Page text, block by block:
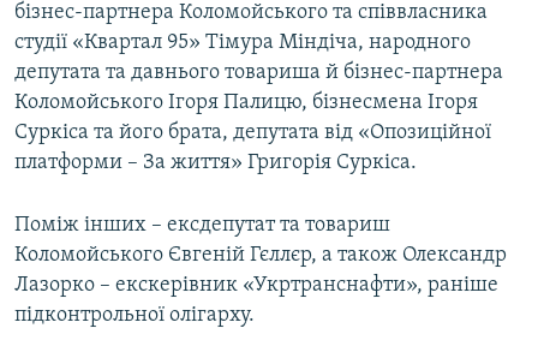
бізнес-партнера Коломойського та співвласника
студії «Квартал 95» Тімура Міндіча, народного
депутата та давнього товариша й бізнес-партнера
Коломойського Ігоря Палицю, бізнесмена Ігоря
Суркіса та його брата, депутата від «Опозиційної
платформи – За життя» Григорія Суркіса.
Поміж інших – ексдепутат та товариш
Коломойського Євгеній Гєллєр, а також Олександр
Лазорко – екскерівник «Укртранснафти», раніше
підконтрольної олігарху.